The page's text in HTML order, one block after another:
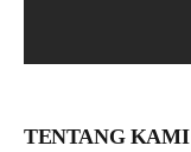
TENTANG KAMI